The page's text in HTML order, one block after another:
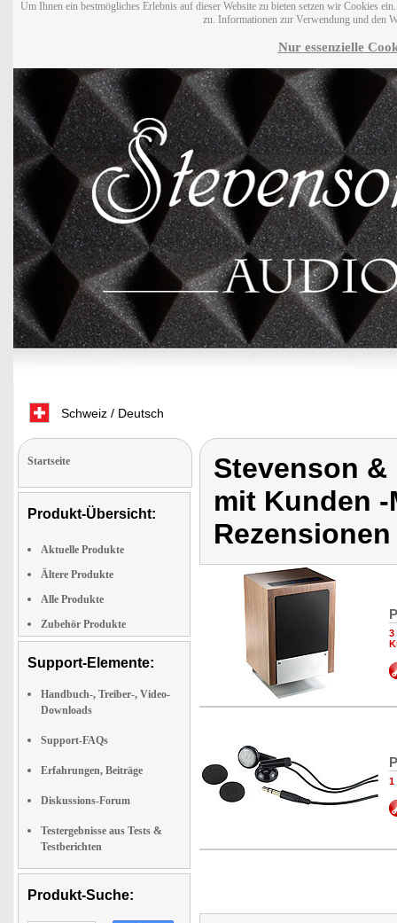
Um Ihnen ein bestmögliches Erlebnis auf dieser Website zu bieten setzen wir Cookies
zu. Informationen zur Verwendung und den
Nur essenzielle
Schweiz / Deutsch
Startseite
Produkt-Übersicht:
Aktuelle Produkte
Ältere Produkte
Alle Produkte
Zubehör Produkte
Support-Elemente:
Handbuch-, Treiber-, Video-
Downloads
Support-FAQs
Erfahrungen, Beiträge
Diskussions-Forum
Testergebnisse aus Tests &
Testberichten
Produkt-Suche:
Stevenson
mit Kunden
3
1